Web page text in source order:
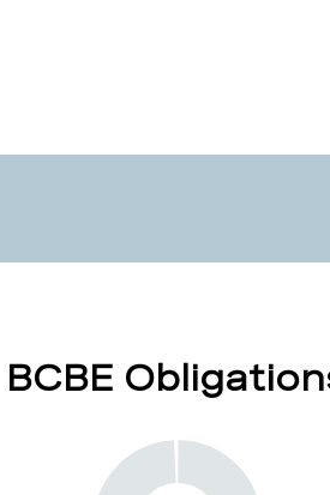
BCBE